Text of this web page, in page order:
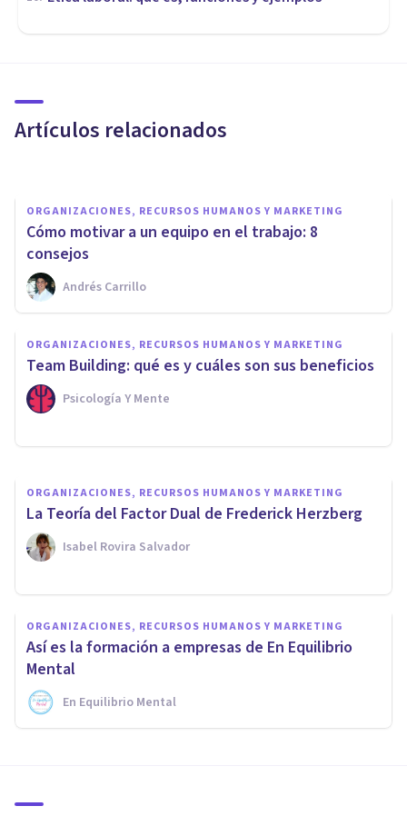
Artículos relacionados
vínculo en Recursos Humanos
ORGANIZACIONES, RECURSOS HUMANOS Y MARKETING
Cómo motivar a un equipo en el trabajo: 8
consejos
Andrés Carrillo
ORGANIZACIONES, RECURSOS HUMANOS Y MARKETING
Team Building: qué es y cuáles son sus beneficios
Psicología Y Mente
Las 9 principales teorías de la
motivación laboral
ORGANIZACIONES, RECURSOS HUMANOS Y MARKETING
La Teoría del Factor Dual de Frederick Herzberg
Isabel Rovira Salvador
ORGANIZACIONES, RECURSOS HUMANOS Y MARKETING
Así es la formación a empresas de En Equilibrio
Mental
En Equilibrio Mental